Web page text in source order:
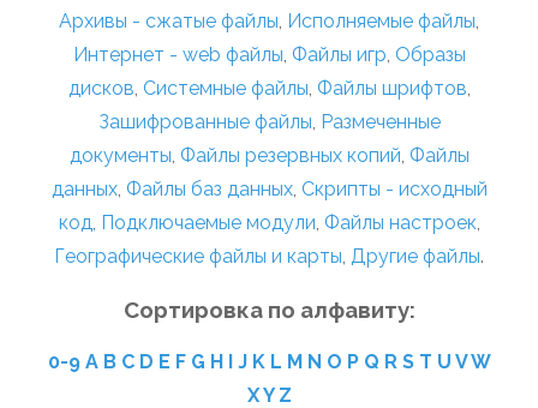
Архивы - сжатые файлы, Исполняемые файлы,
Интернет - web файлы, Файлы игр, Образы
дисков, Системные файлы, Файлы шрифтов,
Зашифрованные файлы, Размеченные
документы, Файлы резервных копий, Файлы
данных, Файлы баз данных, Скрипты - исходный
код, Подключаемые модули, Файлы настроек,
Географические файлы и карты, Другие файлы.
Сортировка по алфавиту:
0-9 A B C D E F G H I J K L M N O P Q R S T U VW
XY Z